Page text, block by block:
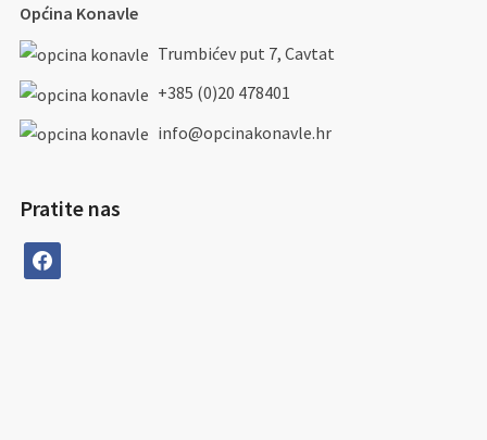
Općina Konavle
Trumbićev put 7, Cavtat
+385 (0)20 478401
info@opcinakonavle.hr
Pratite nas
facebook